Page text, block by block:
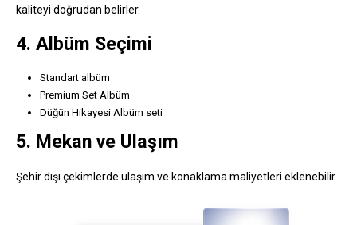
kaliteyi doğrudan belirler.
4. Albüm Seçimi
Standart albüm
Premium Set Albüm
Düğün Hikayesi Albüm seti
5. Mekan ve Ulaşım
Şehir dışı çekimlerde ulaşım ve konaklama maliyetleri eklenebilir.